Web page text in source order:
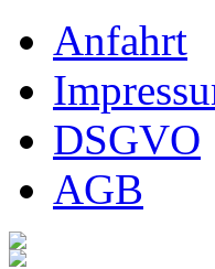
Anfahrt
DSGVO
AGB